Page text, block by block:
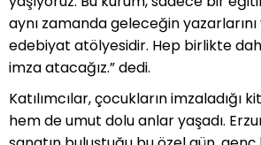
aynı zamanda geleceğin
edebiyat atölyesidir. Hep birlikte
imza atacağız.” dedi.
Katılımcılar, çocukların imzaladığı
hem de umut dolu anlar yaşadı.